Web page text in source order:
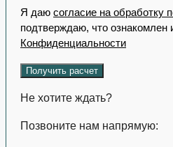
Я даю согласие на обработку
подтверждаю, что ознакомлен
Конфиденциальности
Не хотите ждать?
Позвоните нам напрямую: